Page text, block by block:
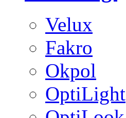
Velux
Fakro
Okpol
OptiLight